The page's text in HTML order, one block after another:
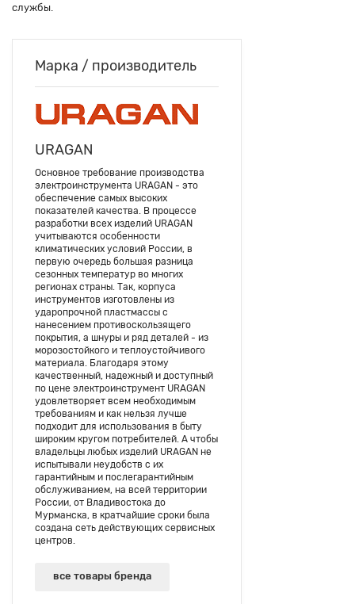
службы.
Марка / производитель
URAGAN
Основное требование производства
электроинструмента URAGAN - это
обеспечение самых высоких
показателей качества. В процессе
разработки всех изделий URAGAN
учитываются особенности
климатических условий России, в
первую очередь большая разница
сезонных температур во многих
регионах страны. Так, корпуса
инструментов изготовлены из
ударопрочной пластмассы с
нанесением противоскользящего
покрытия, а шнуры и ряд деталей - из
морозостойкого и теплоустойчивого
материала. Благодаря этому
качественный, надежный и доступный
по цене электроинструмент URAGAN
удовлетворяет всем необходимым
требованиям и как нельзя лучше
подходит для использования в быту
широким кругом потребителей. А чтобы
владельцы любых изделий URAGAN не
испытывали неудобств с их
гарантийным и послегарантийным
обслуживанием, на всей территории
России, от Владивостока до
Мурманска, в кратчайшие сроки была
создана сеть действующих сервисных
центров.
все товары бренда